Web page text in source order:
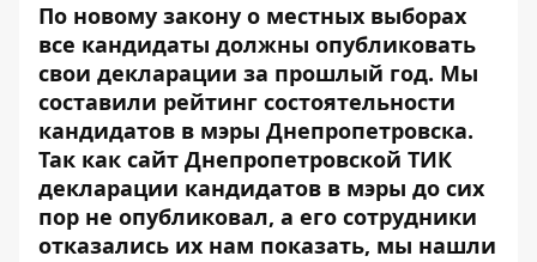
По новому закону о местных выборах
все кандидаты должны опубликовать
свои декларации за прошлый год. Мы
составили рейтинг состоятельности
кандидатов в мэры Днепропетровска.
Так как сайт Днепропетровской ТИК
декларации кандидатов в мэры до сих
пор не опубликовал, а его сотрудники
отказались их нам показать, мы нашли